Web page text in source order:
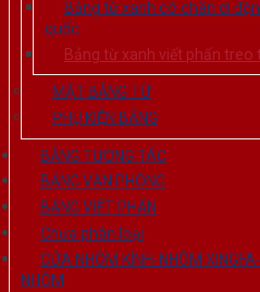
Bảng từ xanh có chân di
quốc
Bảng từ xanh viết phấn treo
MẶT BẢNG TỪ
PHỤ KIỆN BẢNG
BẢNG TƯƠNG TÁC
BẢNG VĂN PHÒNG
BẢNG VIẾT PHẤN
Chưa phân loại
CỬA NHÔM KÍNH-NHÔM
NHÔM